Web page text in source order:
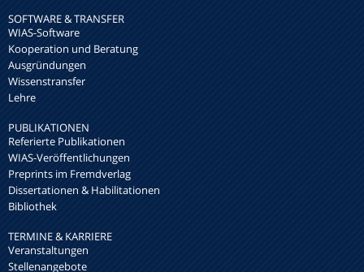
SOFTWARE & TRANSFER
WIAS-Software
Kooperation und Beratung
Ausgründungen
Wissenstransfer
Lehre
PUBLIKATIONEN
Referierte Publikationen
WIAS-Veröffentlichungen
Preprints im Fremdverlag
Dissertationen & Habilitationen
Bibliothek
TERMINE & KARRIERE
Veranstaltungen
Stellenangebote